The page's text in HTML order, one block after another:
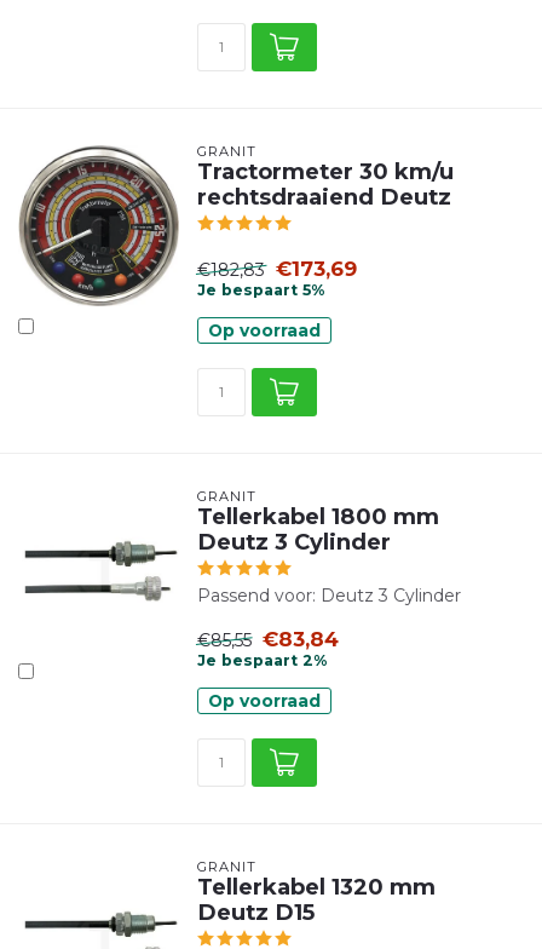
GRANIT
Tractormeter 30 km/u
rechtsdraaiend Deutz
€182,83 €173,69
Je bespaart 5%
Op voorraad
GRANIT
Tellerkabel 1800 mm
Deutz 3 Cylinder
Passend voor: Deutz 3 Cylinder
€85,55 €83,84
Je bespaart 2%
Op voorraad
GRANIT
Tellerkabel 1320 mm
Deutz D15